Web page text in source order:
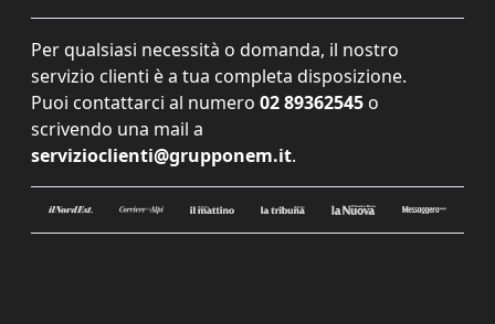
Per qualsiasi necessità o domanda, il nostro
servizio clienti è a tua completa disposizione.
Puoi contattarci al numero 02 89362545 o
scrivendo una mail a
servizioclienti@grupponem.it.